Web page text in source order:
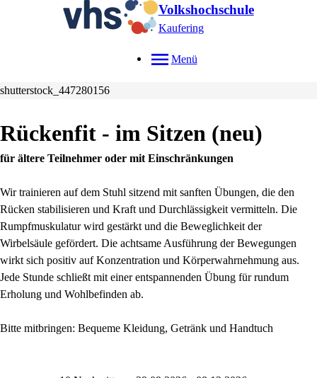
Volkshochschule
Kaufering
Menü
shutterstock_447280156
Rückenfit - im Sitzen neu
für ältere Teilnehmer oder mit Einschränkungen
Wir trainieren auf dem Stuhl sitzend mit sanften Übungen, die den
Rücken stabilisieren und Kraft und Durchlässigkeit vermitteln. Die
Rumpfmuskulatur wird gestärkt und die Beweglichkeit der
Wirbelsäule gefördert. Die achtsame Ausführung der Bewegungen
wirkt sich positiv auf Konzentration und Körperwahrnehmung aus.
Jede Stunde schließt mit einer entspannenden Übung für rundum
Erholung und Wohlbefinden ab.
Bitte mitbringen: Bequeme Kleidung, Getränk und Handtuch